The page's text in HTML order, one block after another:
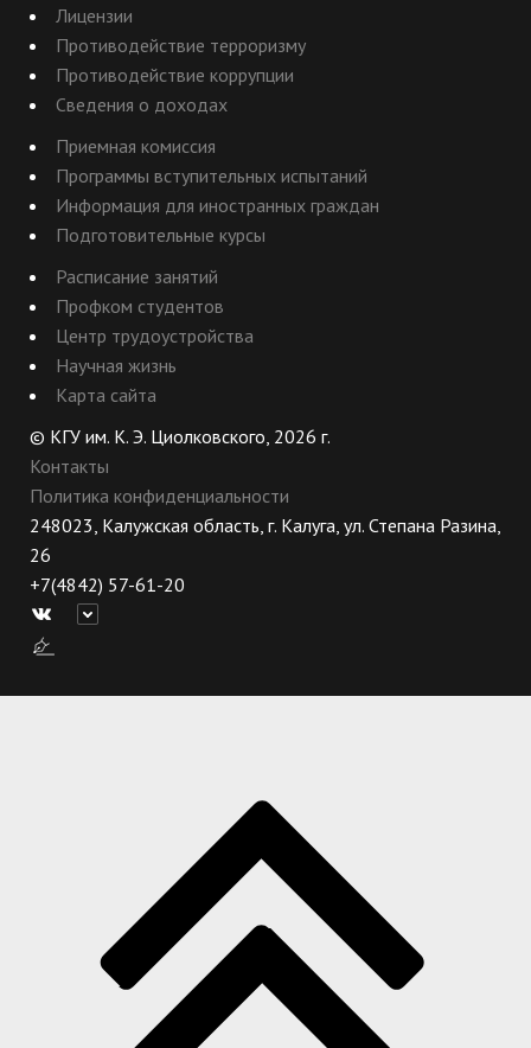
Лицензии
Противодействие терроризму
Противодействие коррупции
Сведения о доходах
Приемная комиссия
Программы вступительных испытаний
Информация для иностранных граждан
Подготовительные курсы
Расписание занятий
Профком студентов
Центр трудоустройства
Научная жизнь
Карта сайта
© КГУ им. К. Э. Циолковского, 2026 г.
Контакты
Политика конфиденциальности
248023, Калужская область, г. Калуга, ул. Степана Разина,
26
+7(4842) 57-61-20